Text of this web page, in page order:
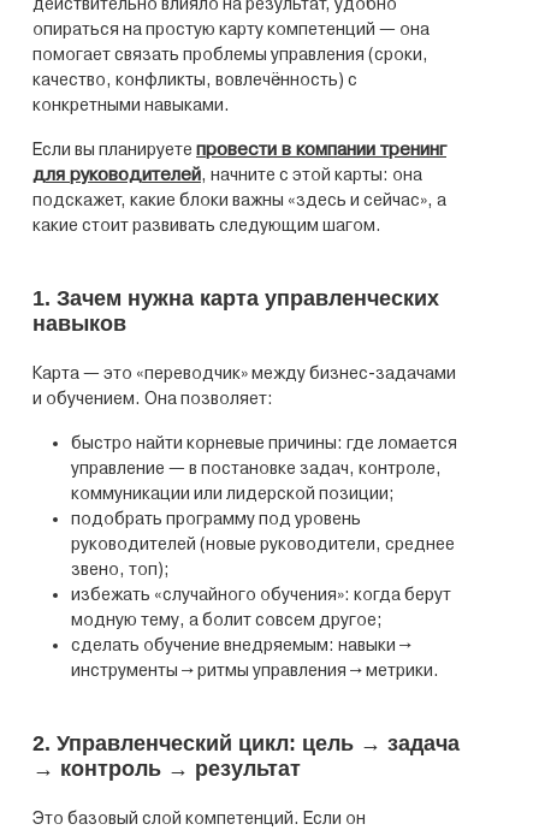
опираться на простую карту компетенций — она
помогает связать проблемы управления (сроки,
качество, конфликты, вовлечённость) с
конкретными навыками.
Если вы планируете провести в компании тренинг
для руководителей, начните с этой карты: она
подскажет, какие блоки важны «здесь и сейчас», а
какие стоит развивать следующим шагом.
1. Зачем нужна карта управленческих
навыков
Карта — это «переводчик» между бизнес-задачами
и обучением. Она позволяет:
быстро найти корневые причины: где ломается
управление — в постановке задач, контроле,
коммуникации или лидерской позиции;
подобрать программу под уровень
руководителей (новые руководители, среднее
звено, топ);
избежать «случайного обучения»: когда берут
модную тему, а болит совсем другое;
сделать обучение внедряемым: навыки →
инструменты → ритмы управления → метрики.
2. Управленческий цикл: цель → задача
→ контроль → результат
Это базовый слой компетенций. Если он